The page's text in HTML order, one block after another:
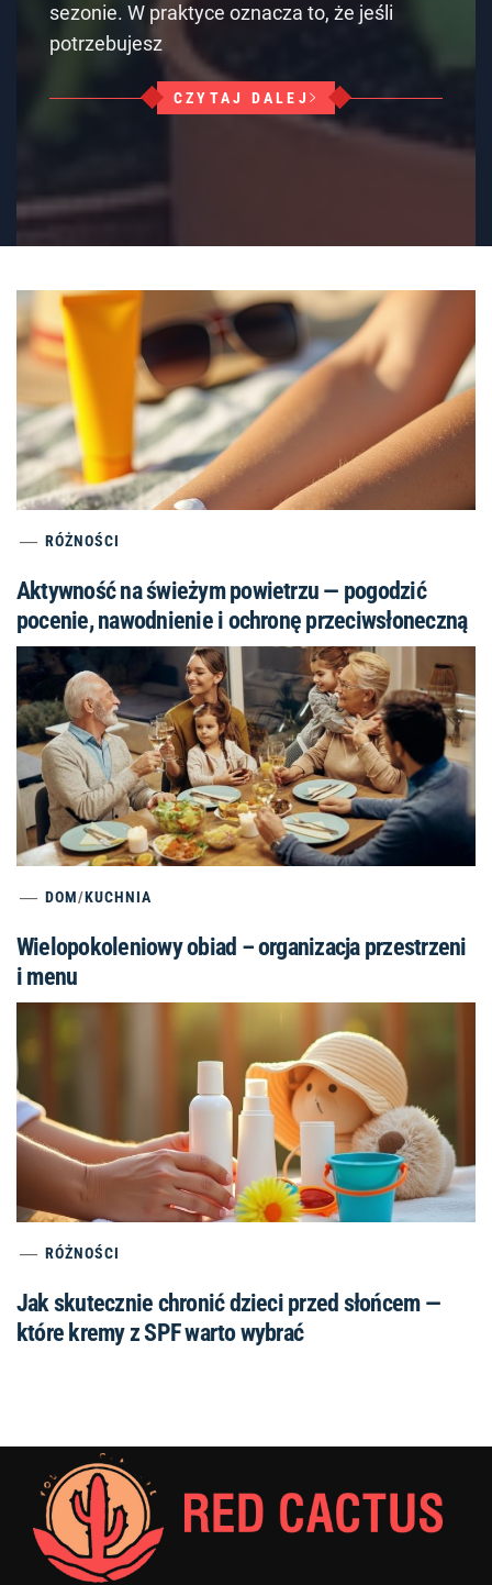
sezonie. W praktyce oznacza to, że jeśli
potrzebujesz
CZYTAJ DALEJ
RÓŻNOŚCI
Aktywność na świeżym powietrzu — pogodzić
pocenie, nawodnienie i ochronę przeciwsłoneczną
DOM/KUCHNIA
Wielopokoleniowy obiad – organizacja przestrzeni
i menu
RÓŻNOŚCI
Jak skutecznie chronić dzieci przed słońcem —
które kremy z SPF warto wybrać